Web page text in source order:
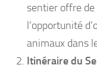
sentier offre
l’opportunité
animaux dans
Itinéraire du